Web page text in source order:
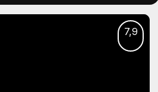
7,9